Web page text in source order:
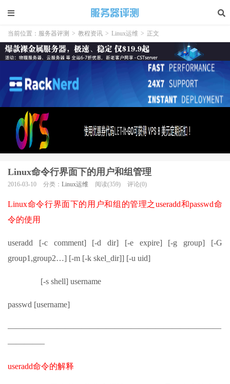
当前位置： 服务器评测 > 教程资讯 > Linux运维 > 正文
Linux命令行界面下的用户和组管理
2016-03-10 分类： Linux运维 阅读(359) 评论(0)
Linux命令行界面下的用户和组的管理之useradd和passwd命
令的使用
useradd [-c comment] [-d dir] [-e expire] [-g group] [-G
group1,group2…] [-m [-k skel_dir]] [-u uid]
[-s shell] username
passwd [username]
——————————————————————————
————–
useradd命令的解释